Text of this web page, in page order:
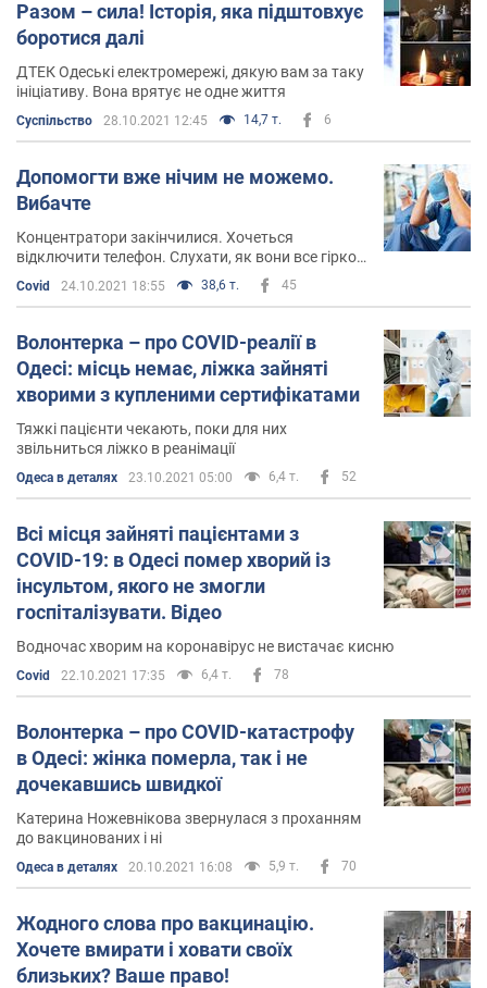
Разом – сила! Історія, яка підштовхує
боротися далі
ДТЕК Одеські електромережі, дякую вам за таку
ініціативу. Вона врятує не одне життя
Суспільство 28.10.2021 12:45 14,7 т. 6
Допомогти вже нічим не можемо.
Вибачте
Концентратори закінчилися. Хочеться
відключити телефон. Слухати, як вони все гірко
плачуть і благають – неможливо. Бачити, як
люди думають тільки про власну шкіру – ще
Covid 24.10.2021 18:55 38,6 т. 45
Волонтерка – про COVID-реалії в
Одесі: місць немає, ліжка зайняті
хворими з купленими сертифікатами
Тяжкі пацієнти чекають, поки для них
звільниться ліжко в реанімації
Одеса в деталях 23.10.2021 05:00 6,4 т. 52
Всі місця зайняті пацієнтами з
COVID-19: в Одесі помер хворий із
інсультом, якого не змогли
госпіталізувати. Відео
Водночас хворим на коронавірус не вистачає кисню
Covid 22.10.2021 17:35 6,4 т. 78
Волонтерка – про COVID-катастрофу
в Одесі: жінка померла, так і не
дочекавшись швидкої
Катерина Ножевнікова звернулася з проханням
до вакцинованих і ні
Одеса в деталях 20.10.2021 16:08 5,9 т. 70
Жодного слова про вакцинацію.
Хочете вмирати і ховати своїх
близьких? Ваше право!